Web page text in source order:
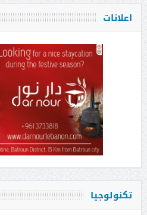
اعلانات
تكنولوجيا